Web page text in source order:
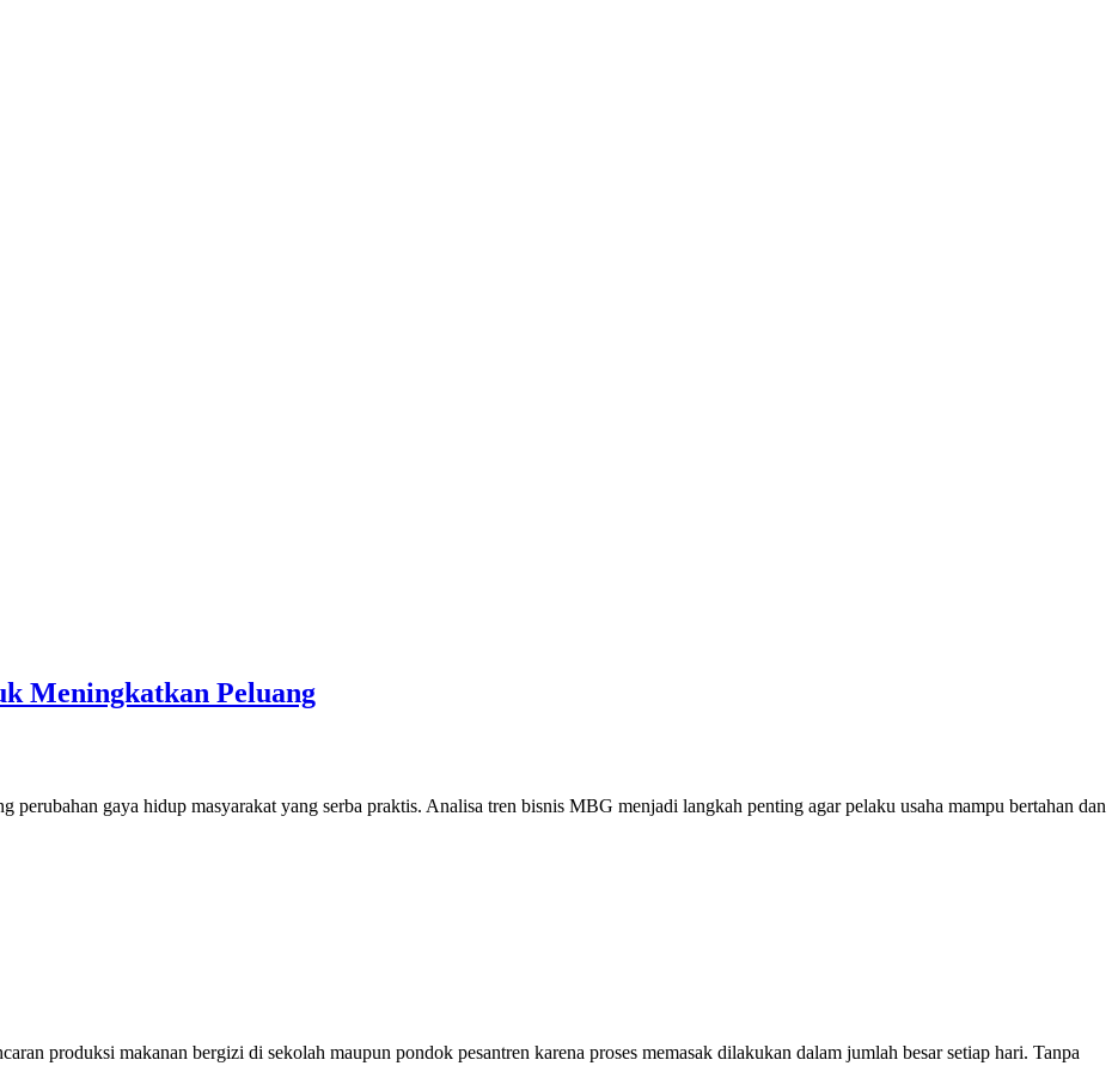
Meningkatkan Peluang
gaya hidup masyarakat yang serba praktis. Analisa tren bisnis MBG menjadi langkah penting agar pelaku usaha mampu bertahan dan
produksi makanan bergizi di sekolah maupun pondok pesantren karena proses memasak dilakukan dalam jumlah besar setiap hari. Tanpa